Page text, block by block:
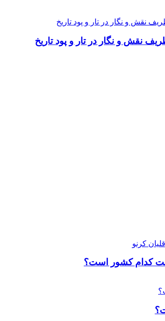
نقش و نگار در تار و پود تاریخ
کدام کشور است؟